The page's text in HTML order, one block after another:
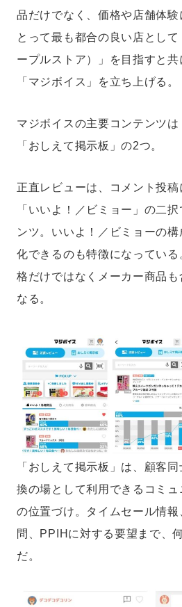
品だけでなく、価格や店舗体
とって最も都合の良い店とし
ープルストア）」を目指すと
「マジボイス」を立ち上げる。
マジボイスの主要コンテンツは
「おしえて掲示板」の2つ。
正直レビューは、コメント投
「いいよ！／ビミョー」の二
ンツ。いいよ！／ビミョーの
化できるのも特徴になってい
格だけではなくメーカー商品
なる。
「おしえて掲示板」は、顧客
換の場として利用できるコミ
の位置づけ。タイムセール情
問、PPIHに対する要望まで、
だ。